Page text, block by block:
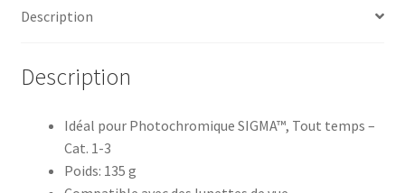
Description
Description
Idéal pour Photochromique SIGMA™, Tout temps –
Cat. 1-3
Poids: 135 g